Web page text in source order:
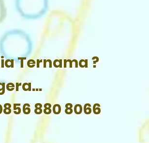
Ternama ?
880 8066